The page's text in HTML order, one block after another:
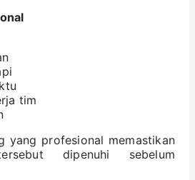
tim
yang profesional memastikan
dipenuhi sebelum